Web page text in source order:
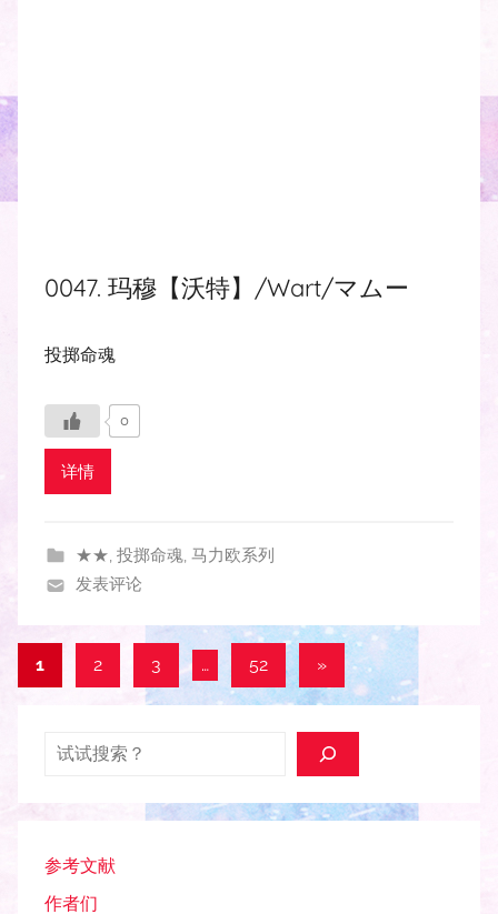
0047. 玛穆【沃特】/Wart/マムー
投掷命魂
0
详情
★★, 投掷命魂, 马力欧系列
发表评论
文
1 2 3 … 52
下
一
文
»
搜索
参考文献
作者们